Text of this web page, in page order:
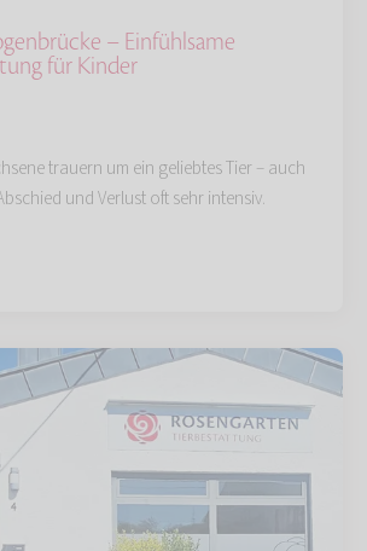
– Einfühlsame
für Kinder
trauern um ein geliebtes Tier – auch
und Verlust oft sehr intensiv.